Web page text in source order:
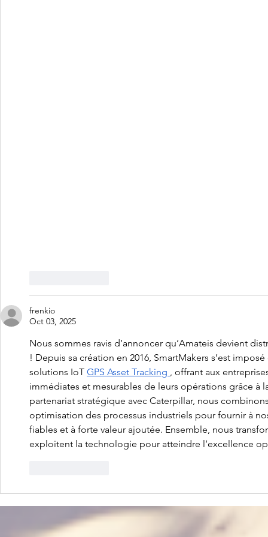
frenkio
Oct 03, 2025
Nous sommes ravis d’annoncer qu’Amateis devient
! Depuis sa création en 2016, SmartMakers s’est
solutions IoT GPS Asset Tracking , offrant aux
immédiates et mesurables de leurs opérations grâce à
partenariat stratégique avec Caterpillar, nous
optimisation des processus industriels pour fournir à
fiables et à forte valeur ajoutée. Ensemble, nous
exploitent la technologie pour atteindre l’excellence